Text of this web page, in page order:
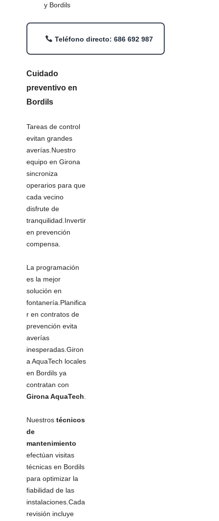
y Bordils
Teléfono directo: 686 692 987
Cuidado
preventivo en
Bordils
Tareas de control
evitan grandes
averías.Nuestro
equipo en Girona
sincroniza
operarios para que
cada vecino
disfrute de
tranquilidad.Invertir
en prevención
compensa.
La programación
es la mejor
solución en
fontanería.Planifica
r en contratos de
prevención evita
averías
inesperadas.Giron
a AquaTech locales
en Bordils ya
contratan con
Girona AquaTech.
Nuestros técnicos
de
mantenimiento
efectúan visitas
técnicas en Bordils
para optimizar la
fiabilidad de las
instalaciones.Cada
revisión incluye